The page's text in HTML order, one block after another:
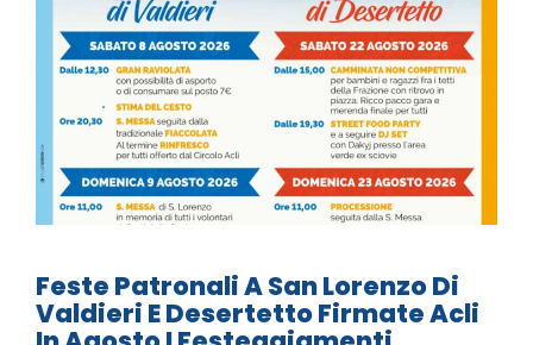
Feste Patronali A San Lorenzo Di
Valdieri E Desertetto Firmate Acli